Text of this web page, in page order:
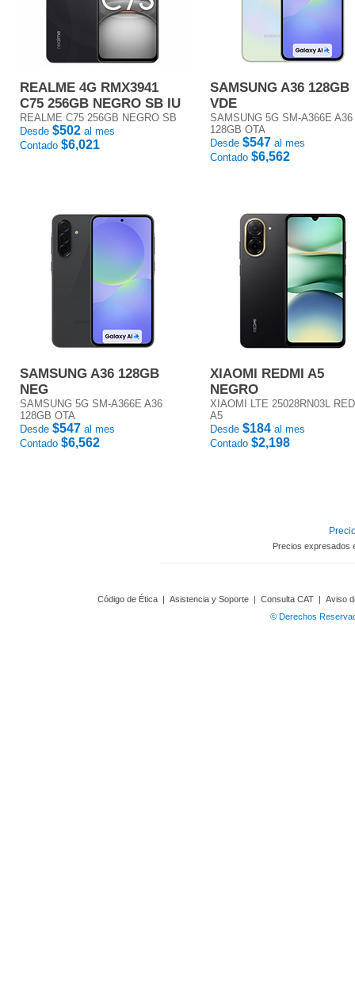
REALME 4G RMX3941
C75 256GB NEGRO SB IU
REALME C75 256GB NEGRO SB
Desde $502 al mes
Contado $6,021
SAMSUNG A36 128GB
VDE
SAMSUNG 5G SM-A366E A36
128GB OTA
Desde $547 al mes
Contado $6,562
SAMSUNG A36 128GB
NEG
SAMSUNG 5G SM-A366E A36
128GB OTA
Desde $547 al mes
Contado $6,562
XIAOMI REDMI A5
NEGRO
XIAOMI LTE 25028RN03L
A5
Desde $184 al mes
Contado $2,198
Precios expresados
Código de Ética | Asistencia y Soporte | Consulta CAT | Aviso
© Derechos